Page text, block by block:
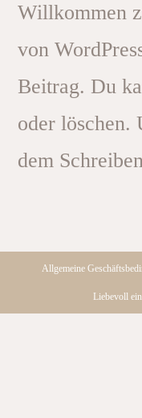
Willkommen
von
Beitrag. Du
oder löschen.
dem
Allgemeine
Liebevoll